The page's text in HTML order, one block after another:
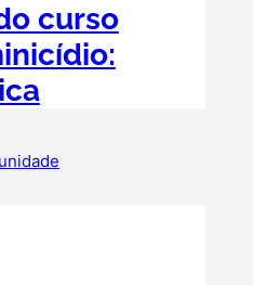
curso